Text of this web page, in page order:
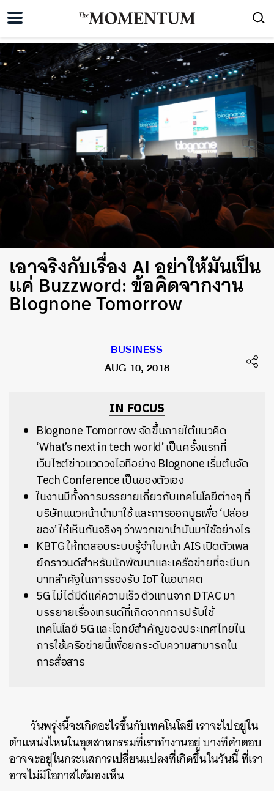
เอาจริงกับเรื่อง AI อย่าให้มันเป็น
แค่ Buzzword: ข้อคิดจากงาน
Blognone Tomorrow
BUSINESS
AUG 10, 2018
IN FOCUS
Blognone Tomorrow จัดขึ้นภายใต้แนวคิด
‘What’s next in tech world’ เป็นครั้งแรกที่
เว็บไซต์ข่าวแวดวงไอทีอย่าง Blognone เริ่มต้นจัด
Tech Conference เป็นของตัวเอง
ในงานมีทั้งการบรรยายเกี่ยวกับเทคโนโลยีต่างๆ ที่
บริษัทแนวหน้านำมาใช้ และการออกบูธเพื่อ ‘ปล่อย
ของ’ ให้เห็นกันจริงๆ ว่าพวกเขานำมันมาใช้อย่างไร
KBTG ให้ทดสอบระบบรู้จำใบหน้า AIS เปิดตัวเพล
ย์กราวนด์สำหรับนักพัฒนาและเครือข่ายที่จะมีบท
บาทสำคัฐในการรองรับ IoT ในอนาคต
5G ไม่ได้มีดีแค่ความเร็ว ตัวแทนจาก DTAC มา
บรรยายเรื่องเทรนด์ที่เกิดจากการปรับใช้
เทคโนโลยี 5G และโจทย์สำคัญของประเทศไทยใน
การใช้เครือข่ายนี้เพื่อยกระดับความสามารถใน
การสื่อสาร
วันพรุ่งนี้จะเกิดอะไรขึ้นกับเทคโนโลยี เราจะไปอยู่ใน
ตำแหน่งไหนในอุตสาหกรรมที่เราทำงานอยู่ บางทีคำตอบ
อาจจะอยู่ในกระแสการเปลี่ยนแปลงที่เกิดขึ้นในวันนี้ ที่เรา
อาจไม่มีโอกาสได้มองเห็น